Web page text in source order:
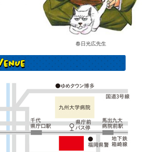
春日光広先生